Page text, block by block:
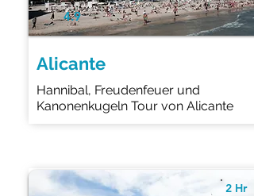
4.9
Alicante
Hannibal, Freudenfeuer und
Kanonenkugeln Tour von Alicante
2 Hr